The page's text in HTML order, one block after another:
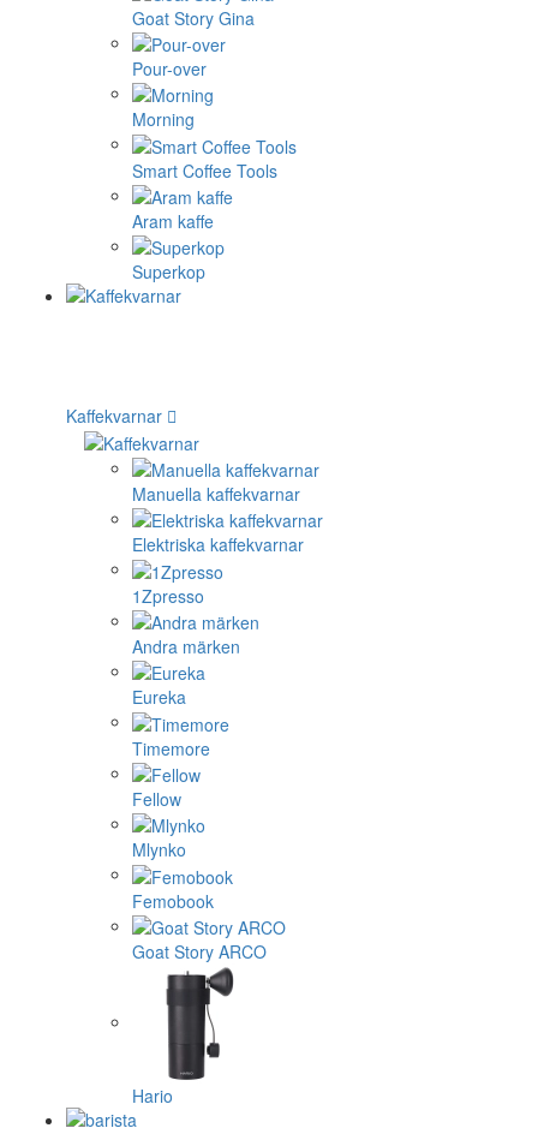
Goat Story Gina
Pour-over
Morning
Smart Coffee Tools
Aram kaffe
Superkop
Kaffekvarnar
Manuella kaffekvarnar
Elektriska kaffekvarnar
1Zpresso
Andra märken
Eureka
Timemore
Fellow
Mlynko
Femobook
Goat Story ARCO
Hario